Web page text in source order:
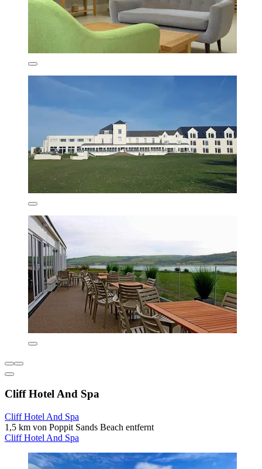
Cliff Hotel And Spa
Cliff Hotel And Spa
1,5 km von Poppit Sands Beach entfernt
Cliff Hotel And Spa